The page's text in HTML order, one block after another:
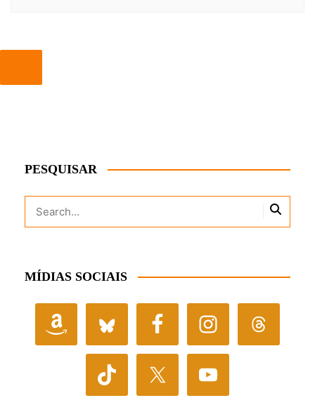
PESQUISAR
MÍDIAS SOCIAIS